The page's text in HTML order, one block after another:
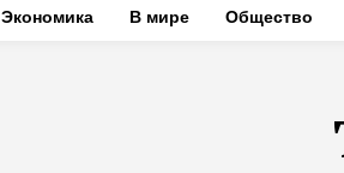
Экономика В мире Общество